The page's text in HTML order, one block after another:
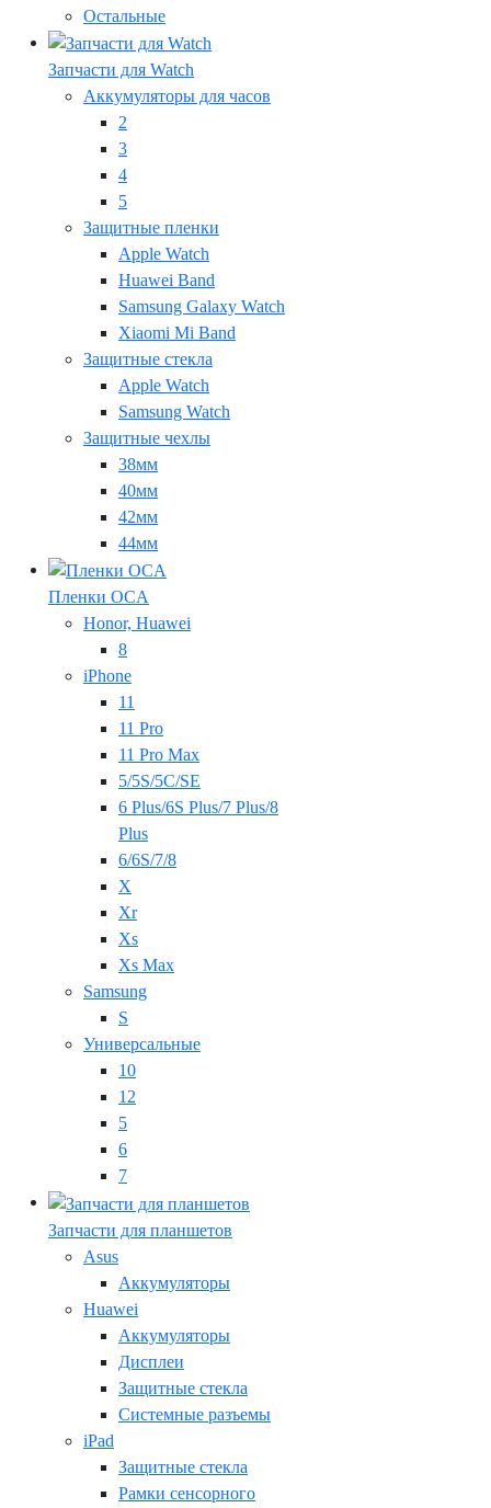
Остальные
Запчасти для Watch
Аккумуляторы для часов
2
3
4
5
Защитные пленки
Apple Watch
Huawei Band
Samsung Galaxy Watch
Xiaomi Mi Band
Защитные стекла
Apple Watch
Samsung Watch
Защитные чехлы
38мм
40мм
42мм
44мм
Пленки OCA
Honor, Huawei
8
iPhone
11
11 Pro
11 Pro Max
5/5S/5C/SE
6 Plus/6S Plus/7 Plus/8
Plus
6/6S/7/8
X
Xr
Xs
Xs Max
Samsung
S
Универсальные
10
12
5
6
7
Запчасти для планшетов
Asus
Аккумуляторы
Huawei
Аккумуляторы
Дисплеи
Защитные стекла
Системные разъемы
iPad
Защитные стекла
Рамки сенсорного